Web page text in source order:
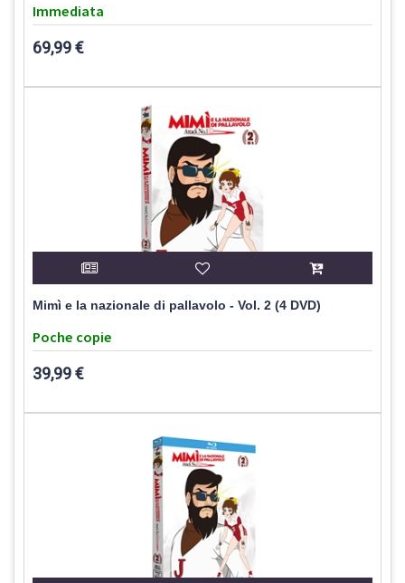
Immediata
69,99 €
Mimì e la nazionale di pallavolo - Vol. 2 (4 DVD)
Poche copie
39,99 €